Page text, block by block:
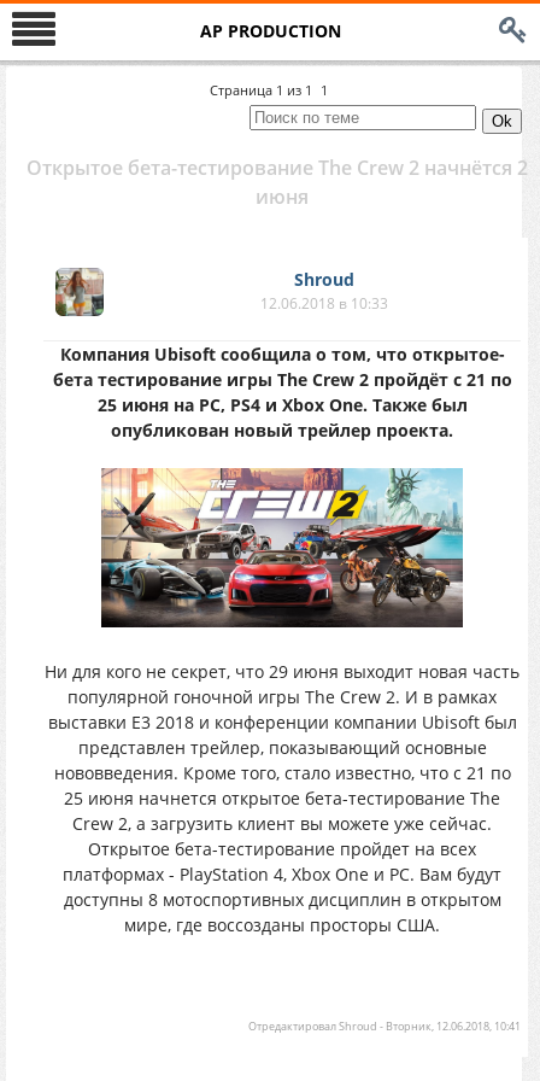
AP PRODUCTION
Страница 1 из 1 1
Открытое бета-тестирование The Crew 2 начнётся 21
июня
Shroud
12.06.2018 в 10:33
Компания Ubisoft сообщила о том, что открытое-
бета тестирование игры The Crew 2 пройдёт с 21 по
25 июня на РС, PS4 и Xbox One. Также был
опубликован новый трейлер проекта.
Ни для кого не секрет, что 29 июня выходит новая часть
популярной гоночной игры The Crew 2. И в рамках
выставки E3 2018 и конференции компании Ubisoft был
представлен трейлер, показывающий основные
нововведения. Кроме того, стало известно, что с 21 по
25 июня начнется открытое бета-тестирование The
Crew 2, а загрузить клиент вы можете уже сейчас.
Открытое бета-тестирование пройдет на всех
платформах - PlayStation 4, Xbox One и PC. Вам будут
доступны 8 мотоспортивных дисциплин в открытом
мире, где воссозданы просторы США.
ОтредактировалShroud - Вторник, 12.06.2018, 10:41